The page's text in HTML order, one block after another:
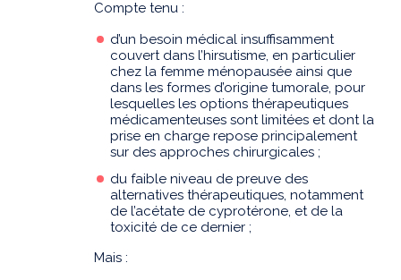
Compte tenu :
d’un besoin médical insuffisamment
couvert dans l’hirsutisme, en particulier
chez la femme ménopausée ainsi que
dans les formes d’origine tumorale, pour
lesquelles les options thérapeutiques
médicamenteuses sont limitées et dont la
prise en charge repose principalement
sur des approches chirurgicales ;
du faible niveau de preuve des
alternatives thérapeutiques, notamment
de l’acétate de cyprotérone, et de la
toxicité de ce dernier ;
Mais :